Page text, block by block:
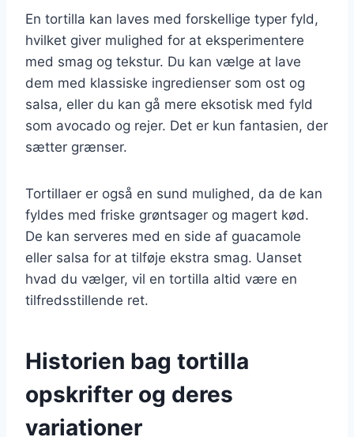
En tortilla kan laves med forskellige typer fyld,
hvilket giver mulighed for at eksperimentere
med smag og tekstur. Du kan vælge at lave
dem med klassiske ingredienser som ost og
salsa, eller du kan gå mere eksotisk med fyld
som avocado og rejer. Det er kun fantasien, der
sætter grænser.
Tortillaer er også en sund mulighed, da de kan
fyldes med friske grøntsager og magert kød.
De kan serveres med en side af guacamole
eller salsa for at tilføje ekstra smag. Uanset
hvad du vælger, vil en tortilla altid være en
tilfredsstillende ret.
Historien bag tortilla
opskrifter og deres
variationer